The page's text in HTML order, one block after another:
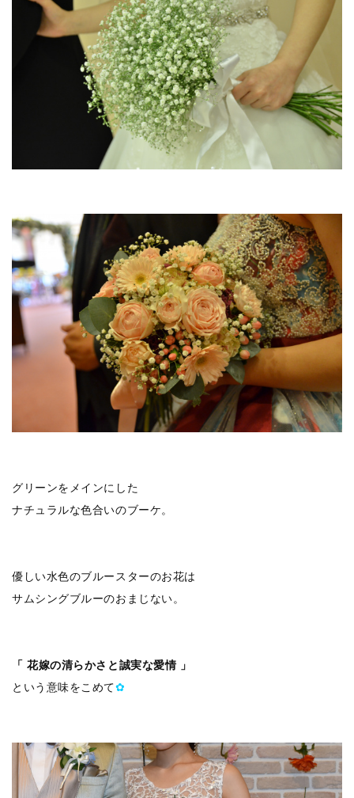
グリーンをメインにした
ナチュラルな色合いのブーケ。
優しい水色のブルースターのお花は
サムシングブルーのおまじない。
「 花嫁の清らかさと誠実な愛情 」
という意味をこめて✿